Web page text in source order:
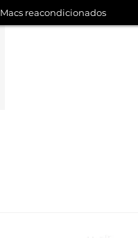
Macs reacondicionados